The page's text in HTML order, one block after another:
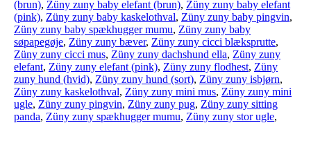
(brun), Züny zuny baby elefant (brun), Züny zuny baby elefant
(pink), Züny zuny baby kaskelothval, Züny zuny baby pingvin,
Züny zuny baby spækhugger mumu, Züny zuny baby
søpapegøje, Züny zuny bæver, Züny zuny cicci blæksprutte,
Züny zuny cicci mus, Züny zuny dachshund ella, Züny zuny
elefant, Züny zuny elefant (pink), Züny zuny flodhest, Züny
zuny hund (hvid), Züny zuny hund (sort), Züny zuny isbjørn,
Züny zuny kaskelothval, Züny zuny mini mus, Züny zuny mini
ugle, Züny zuny pingvin, Züny zuny pug, Züny zuny sitting
panda, Züny zuny spækhugger mumu, Züny zuny stor ugle,